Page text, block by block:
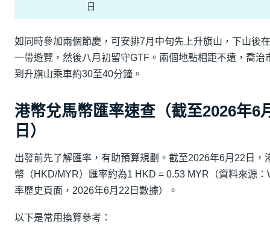
日
如同時參加兩個節慶，可安排7月中旬先上升旗山，下山後
一帶遊覽，然後八月初留守GTF。兩個地點相距不遠，喬治
到升旗山乘車約30至40分鐘。
港幣兌馬幣匯率速查（截至2026年6
日）
出發前先了解匯率，有助預算規劃。截至2026年6月22日，
幣（HKD/MYR）匯率約為1 HKD = 0.53 MYR（資料來源：
率歷史頁面，2026年6月22日數據）。
以下是常用換算參考：